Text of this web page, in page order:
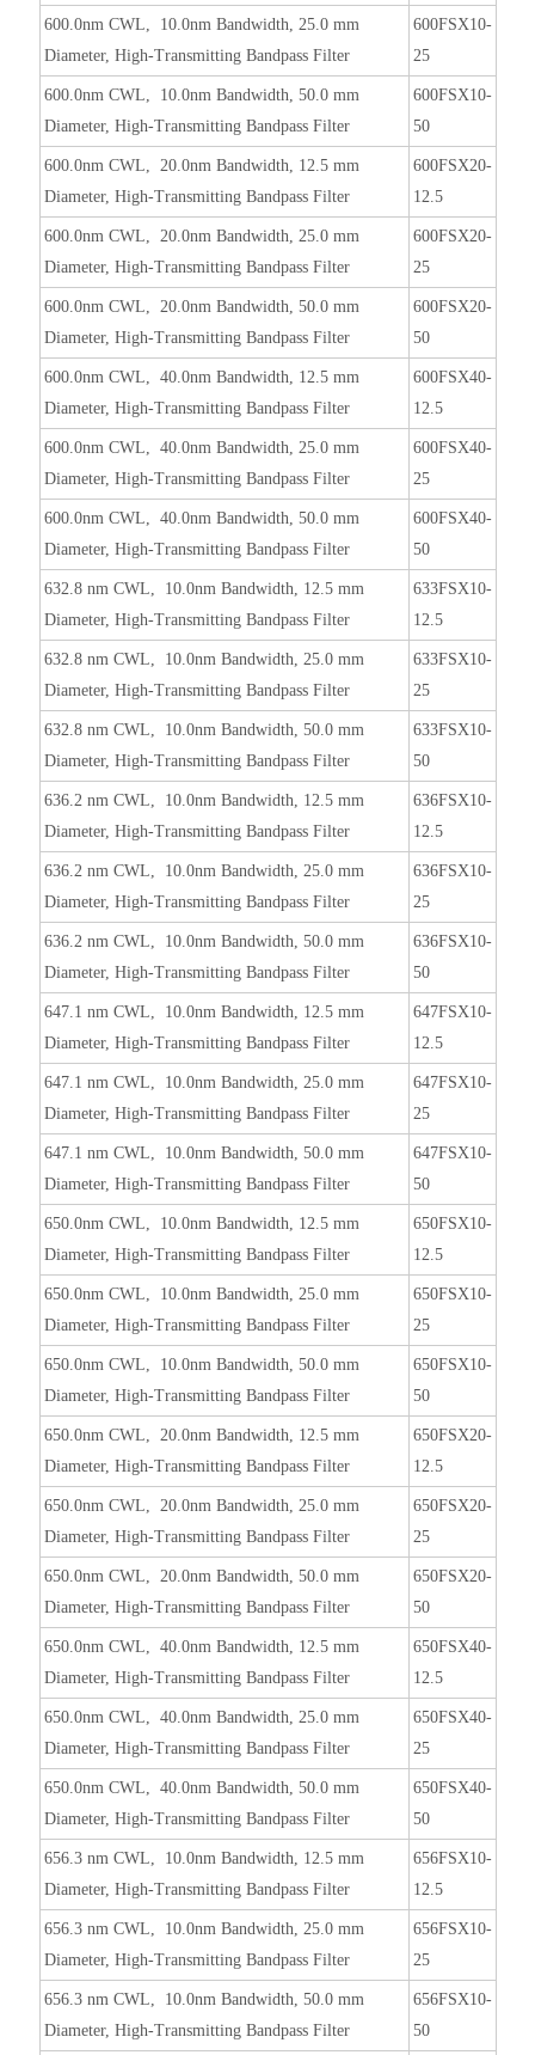
600.0nm CWL, 10.0nm Bandwidth, 25.0 mm
Diameter, High-Transmitting Bandpass Filter
600FSX10-
25
600.0nm CWL, 10.0nm Bandwidth, 50.0 mm
Diameter, High-Transmitting Bandpass Filter
600FSX10-
50
600.0nm CWL, 20.0nm Bandwidth, 12.5 mm
Diameter, High-Transmitting Bandpass Filter
600FSX20-
12.5
600.0nm CWL, 20.0nm Bandwidth, 25.0 mm
Diameter, High-Transmitting Bandpass Filter
600FSX20-
25
600.0nm CWL, 20.0nm Bandwidth, 50.0 mm
Diameter, High-Transmitting Bandpass Filter
600FSX20-
50
600.0nm CWL, 40.0nm Bandwidth, 12.5 mm
Diameter, High-Transmitting Bandpass Filter
600FSX40-
12.5
600.0nm CWL, 40.0nm Bandwidth, 25.0 mm
Diameter, High-Transmitting Bandpass Filter
600FSX40-
25
600.0nm CWL, 40.0nm Bandwidth, 50.0 mm
Diameter, High-Transmitting Bandpass Filter
600FSX40-
50
632.8 nm CWL, 10.0nm Bandwidth, 12.5 mm
Diameter, High-Transmitting Bandpass Filter
633FSX10-
12.5
632.8 nm CWL, 10.0nm Bandwidth, 25.0 mm
Diameter, High-Transmitting Bandpass Filter
633FSX10-
25
632.8 nm CWL, 10.0nm Bandwidth, 50.0 mm
Diameter, High-Transmitting Bandpass Filter
633FSX10-
50
636.2 nm CWL, 10.0nm Bandwidth, 12.5 mm
Diameter, High-Transmitting Bandpass Filter
636FSX10-
12.5
636.2 nm CWL, 10.0nm Bandwidth, 25.0 mm
Diameter, High-Transmitting Bandpass Filter
636FSX10-
25
636.2 nm CWL, 10.0nm Bandwidth, 50.0 mm
Diameter, High-Transmitting Bandpass Filter
636FSX10-
50
647.1 nm CWL, 10.0nm Bandwidth, 12.5 mm
Diameter, High-Transmitting Bandpass Filter
647FSX10-
12.5
647.1 nm CWL, 10.0nm Bandwidth, 25.0 mm
Diameter, High-Transmitting Bandpass Filter
647FSX10-
25
647.1 nm CWL, 10.0nm Bandwidth, 50.0 mm
Diameter, High-Transmitting Bandpass Filter
647FSX10-
50
650.0nm CWL, 10.0nm Bandwidth, 12.5 mm
Diameter, High-Transmitting Bandpass Filter
650FSX10-
12.5
650.0nm CWL, 10.0nm Bandwidth, 25.0 mm
Diameter, High-Transmitting Bandpass Filter
650FSX10-
25
650.0nm CWL, 10.0nm Bandwidth, 50.0 mm
Diameter, High-Transmitting Bandpass Filter
650FSX10-
50
650.0nm CWL, 20.0nm Bandwidth, 12.5 mm
Diameter, High-Transmitting Bandpass Filter
650FSX20-
12.5
650.0nm CWL, 20.0nm Bandwidth, 25.0 mm
Diameter, High-Transmitting Bandpass Filter
650FSX20-
25
650.0nm CWL, 20.0nm Bandwidth, 50.0 mm
Diameter, High-Transmitting Bandpass Filter
650FSX20-
50
650.0nm CWL, 40.0nm Bandwidth, 12.5 mm
Diameter, High-Transmitting Bandpass Filter
650FSX40-
12.5
650.0nm CWL, 40.0nm Bandwidth, 25.0 mm
Diameter, High-Transmitting Bandpass Filter
650FSX40-
25
650.0nm CWL, 40.0nm Bandwidth, 50.0 mm
Diameter, High-Transmitting Bandpass Filter
650FSX40-
50
656.3 nm CWL, 10.0nm Bandwidth, 12.5 mm
Diameter, High-Transmitting Bandpass Filter
656FSX10-
12.5
656.3 nm CWL, 10.0nm Bandwidth, 25.0 mm
Diameter, High-Transmitting Bandpass Filter
656FSX10-
25
656.3 nm CWL, 10.0nm Bandwidth, 50.0 mm
Diameter, High-Transmitting Bandpass Filter
656FSX10-
50